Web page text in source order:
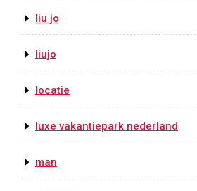
liu jo
liujo
locatie
luxe vakantiepark nederland
man